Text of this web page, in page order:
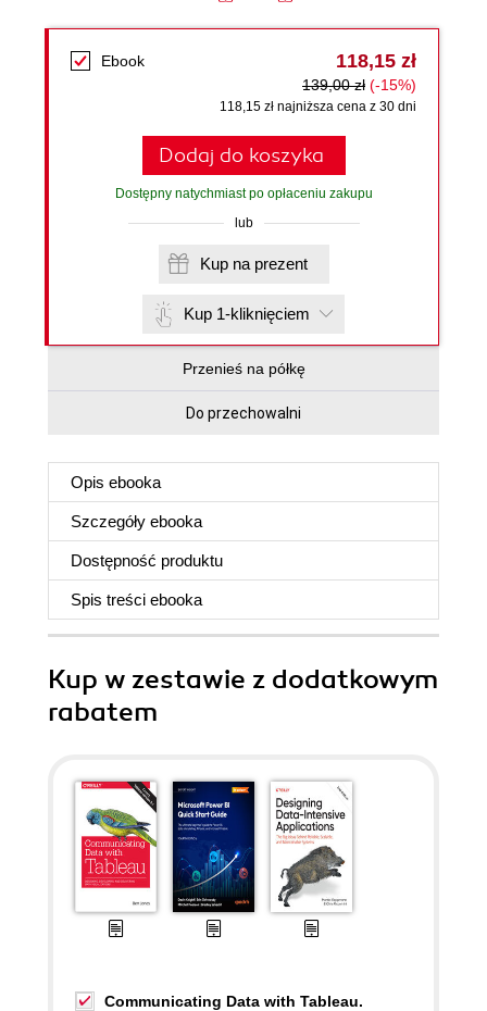
Ebook 118,15 zł
139,00 zł (-15%)
118,15 zł najniższa cena z 30 dni
Dodaj do koszyka
Dostępny natychmiast po opłaceniu zakupu
lub
Kup na prezent
Kup 1-kliknięciem
Przenieś na półkę
Do przechowalni
Opis ebooka
Szczegóły ebooka
Dostępność produktu
Spis treści ebooka
Kup w zestawie z dodatkowym
rabatem
Communicating Data with Tableau.